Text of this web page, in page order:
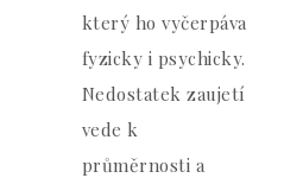
který ho vyčerpáva
fyzicky i psychicky.
Nedostatek zaujetí
vede k
průměrnosti a